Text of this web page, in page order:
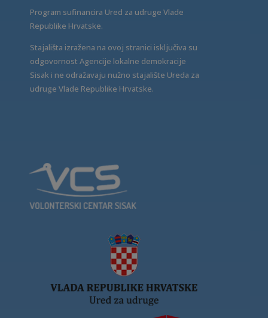
Program sufinancira Ured za udruge Vlade
Republike Hrvatske.
Stajališta izražena na ovoj stranici isključiva su
odgovornost Agencije lokalne demokracije
Sisak i ne odražavaju nužno stajalište Ureda za
udruge Vlade Republike Hrvatske.